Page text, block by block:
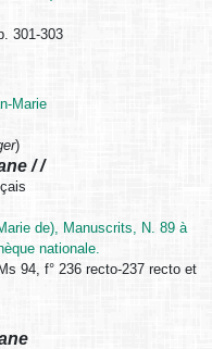
301-303
Marie
)
/ /
de), Manuscrits, N. 89 à
nationale.
94, f° 236 recto-237 recto et